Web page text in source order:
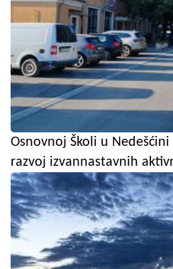
Osnovnoj Školi u
razvoj izvannastavnih